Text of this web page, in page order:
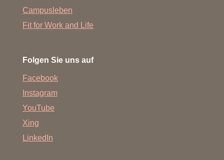
Campusleben
Fit for Work and Life
Folgen Sie uns auf
Facebook
Instagram
YouTube
Xing
LinkedIn